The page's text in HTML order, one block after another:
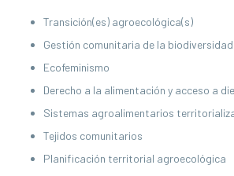
Transición(es) agroecológica(s)
Gestión comunitaria de la biodiversidad
Ecofeminismo
Derecho a la alimentación y acceso a
Sistemas agroalimentarios
Tejidos comunitarios
Planificación territorial agroecológica